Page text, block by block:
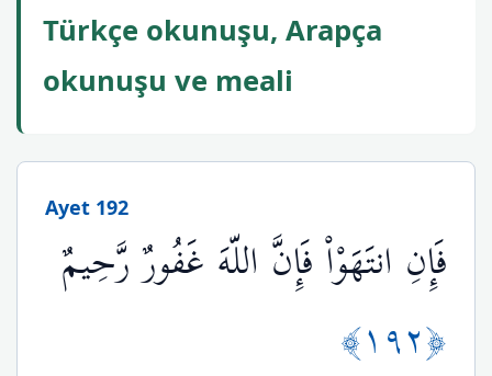
Türkçe okunuşu, Arapça
okunuşu ve meali
Ayet 192
فَإِنِ انتَهَوْاْ فَإِنَّ اللّهَ غَفُورٌ رَّحِيمٌ
﴿١٩٢﴾